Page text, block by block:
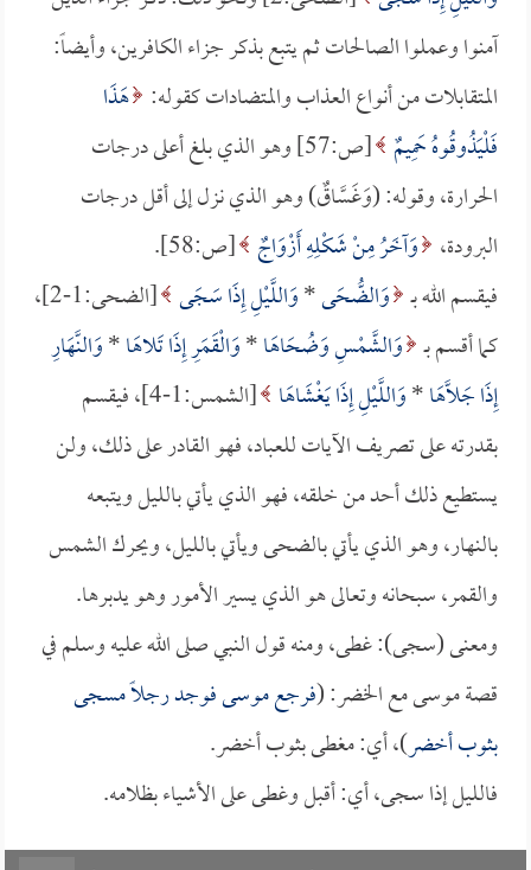
آمنوا وعملوا الصالحات ثم يتبع بذكر جزاء الكافرين، وأيضاً:
المتقابلات من أنواع العذاب والمتضادات كقوله: هَذَا
فَلْيَذُوقُوهُ حَمِيمٌ
[ص:57] وهو الذي بلغ أعلى درجات
الحرارة، وقوله: (وَغَسَّاقٌ) وهو الذي نزل إلى أقل درجات
البرودة، وَآخَرُ مِنْ شَكْلِهِ أَزْوَاجٌ [ص:58].
فيقسم الله بـ وَالضُّحَى*وَاللَّيْلِ إِذَا سَجَى
[الضحى:1-2]،
كما أقسم بـ وَالشَّمْسِ وَضُحَاهَا*وَالْقَمَرِ إِذَا تَلاهَا*وَالنَّهَارِ
إِذَا جَلَّاهَا*وَاللَّيْلِ إِذَا يَغْشَاهَا
[الشمس:1-4]، فيقسم
بقدرته على تصريف الآيات للعباد، فهو القادر على ذلك، ولن
يستطيع ذلك أحد من خلقه، فهو الذي يأتي بالليل ويتبعه
بالنهار، وهو الذي يأتي بالضحى ويأتي بالليل، ويحرك الشمس
والقمر، سبحانه وتعالى هو الذي يسير الأمور وهو يدبرها.
ومعنى (سجى): غطى، ومنه قول النبي صلى الله عليه وسلم في
قصة موسى مع الخضر: (فرجع موسى فوجد رجلاً مسجى
بثوب أخضر)، أي: مغطى بثوب أخضر.
فالليل إذا سجى، أي: أقبل وغطى على الأشياء بظلامه.